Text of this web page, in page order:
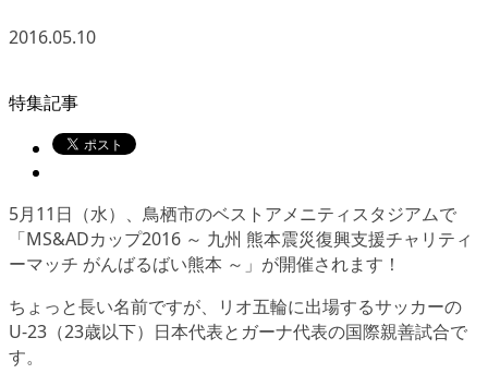
2016.05.10
特集記事
5月11日（水）、鳥栖市のベストアメニティスタジアムで
「MS&ADカップ2016 ～ 九州 熊本震災復興支援チャリティ
ーマッチ がんばるばい熊本 ～」が開催されます！
ちょっと長い名前ですが、リオ五輪に出場するサッカーの
U-23（23歳以下）日本代表とガーナ代表の国際親善試合で
す。